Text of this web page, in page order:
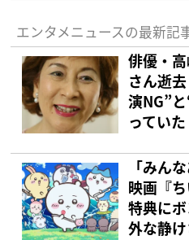
エンタメニュースの最新記
俳優・
さん逝
演NG”
っていた
「みん
映画『
特典に
外な静